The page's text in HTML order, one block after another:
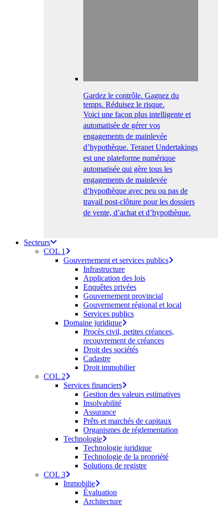
Gardez le contrôle. Gagnez du
temps. Réduisez le risque.
Voici une façon plus intelligente et
automatisée de gérer vos
engagements de mainlevée
d’hypothèque. Teranet Undertakings
est une plateforme numérique
automatisée qui gère tous les
engagements de mainlevée
d’hypothèque avec peu ou pas de
travail post-clôture pour les dossiers
de vente, d’achat et d’hypothèque.
Secteurs
COL 1
Gouvernement et services publics
Infrastructure
Application des lois
Enquêtes privées
Gouvernement provincial
Gouvernement régional et local
Services publics
Domaine juridique
Procès civil, petites créances,
recouvrement de créances
Droit des sociétés
Cadastre
Droit immobilier
COL 2
Services financiers
Gestion des valeurs estimatives
Insolvabilité
Assurance
Prêts et marchés de capitaux
Organismes de réglementation
Technologie
Technologie juridique
Technologie de la propriété
Solutions de registre
COL 3
Immobilie
Évaluation
Architecture